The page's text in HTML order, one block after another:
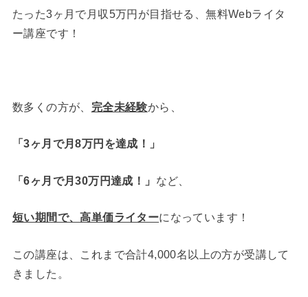
たった3ヶ月で月収5万円が目指せる、無料Webライタ
ー講座です！
数多くの方が、 完全未経験から、
「3ヶ月で月8万円を達成！」
「6ヶ月で月30万円達成！」 など、
短い期間で、高単価ライターになっています！
この講座は、これまで合計4,000名以上の方が受講して
きました。